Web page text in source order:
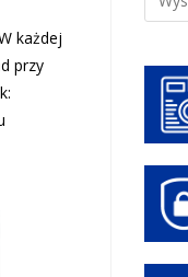
każdej
przy